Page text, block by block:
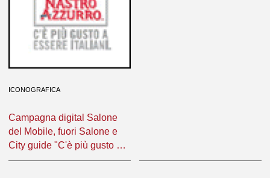
ICONOGRAFICA
Campagna digital Salone
del Mobile, fuori Salone e
City guide "C'è più gusto a
essere italiani"